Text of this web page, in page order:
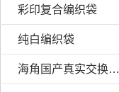
彩印复合编织袋
纯白编织袋
海角国产真实交换配乱